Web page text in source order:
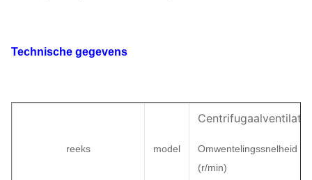
Technische gegevens
reeks model
Centrifugaalventilator
Omwentelingssnelheid
(r/min)